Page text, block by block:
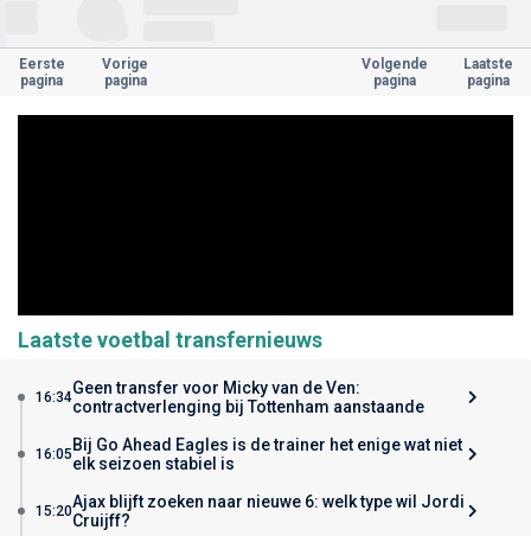
Eerste
pagina
Vorige
pagina
Volgende
pagina
Laatste
pagina
Laatste voetbal transfernieuws
16:34Geen transfer voor Micky van de Ven:
contractverlenging bij Tottenham aanstaande
16:05 Bij Go Ahead Eagles is de trainer het enige wat niet
elk seizoen stabiel is
15:20Ajax blijft zoeken naar nieuwe 6: welk type wil Jordi
Cruijff?